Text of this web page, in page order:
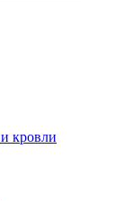
кровли